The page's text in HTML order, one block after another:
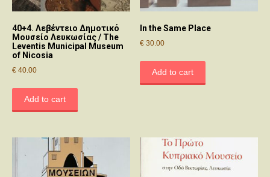
40+4. Λεβέντειο Δημοτικό
Μουσείο Λευκωσίας / The
Leventis Municipal Museum
of Nicosia
€ 40.00
Add to cart
In the Same Place
€ 30.00
Add to cart